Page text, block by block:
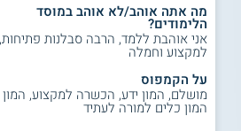
קראו בהרחבה עללימודי
מה מקבלים במהלך התכנית?
היכרות עם מחקר עדכני
מה אתה אוהב/לא אוהב במוסד
הלימודים?
אני אוהבת ללמד, הרבה סבלנות
למקצוע וחמלה
על הקמפוס
מושלם, המון ידע, הכשרה למקצוע, המון
המון כלים למורה לעתיד